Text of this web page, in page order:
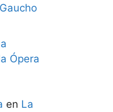
Ópera
en La